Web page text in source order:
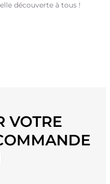
découverte à tous !
VOTRE